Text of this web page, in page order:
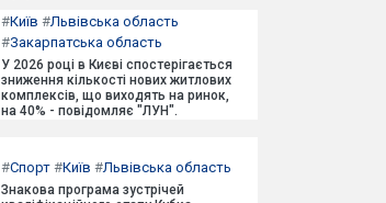
#Київ #Львівська область
#Закарпатська область
У 2026 році в Києві спостерігається
зниження кількості нових житлових
комплексів, що виходять на ринок,
на 40% - повідомляє "ЛУН".
#Спорт #Київ #Львівська область
Знакова програма зустрічей